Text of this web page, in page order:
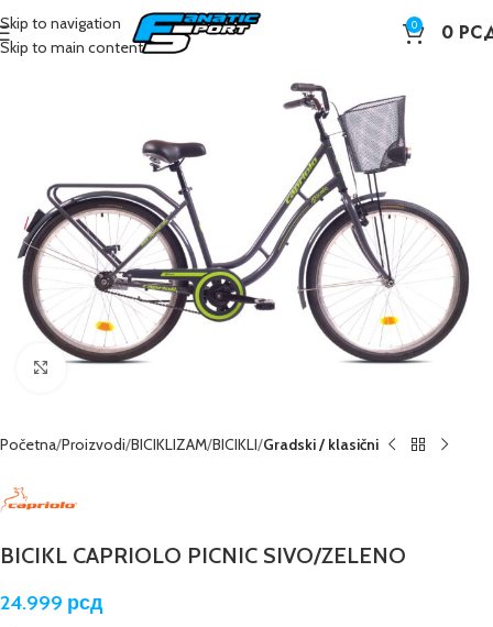
Skip to navigation
Skip to main content
0 0
Kliknite da poveća sliku
Početna Proizvodi BICIKLIZAM BICIKLI Gradski / klasični
BICIKL CAPRIOLO PICNIC SIVO/ZELENO
24.999 рсд